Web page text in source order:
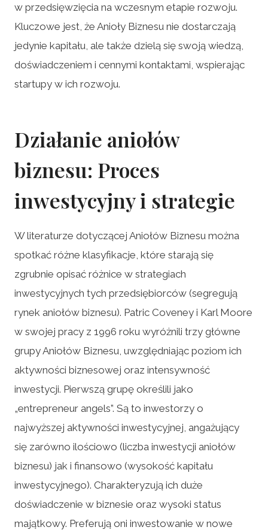
w przedsięwzięcia na wczesnym etapie rozwoju.
Kluczowe jest, że Anioły Biznesu nie dostarczają
jedynie kapitału, ale także dzielą się swoją wiedzą,
doświadczeniem i cennymi kontaktami, wspierając
startupy w ich rozwoju.
Działanie aniołów
biznesu: Proces
inwestycyjny i strategie
W literaturze dotyczącej Aniołów Biznesu można
spotkać różne klasyfikacje, które starają się
zgrubnie opisać różnice w strategiach
inwestycyjnych tych przedsiębiorców (segregują
rynek aniołów biznesu). Patric Coveney i Karl Moore
w swojej pracy z 1996 roku wyróżnili trzy główne
grupy Aniołów Biznesu, uwzględniając poziom ich
aktywności biznesowej oraz intensywność
inwestycji. Pierwszą grupę określili jako
„entrepreneur angels”. Są to inwestorzy o
najwyższej aktywności inwestycyjnej, angażujący
się zarówno ilościowo (liczba inwestycji aniołów
biznesu) jak i finansowo (wysokość kapitału
inwestycyjnego). Charakteryzują ich duże
doświadczenie w biznesie oraz wysoki status
majątkowy. Preferują oni inwestowanie w nowe